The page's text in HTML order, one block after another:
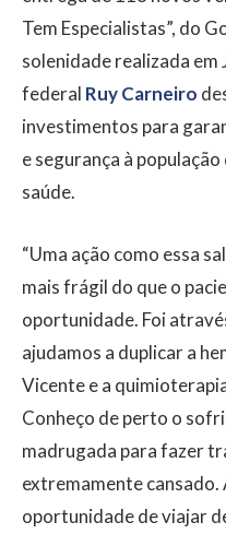
Tem Especialistas”, do
solenidade realizada em
federal Ruy Carneiro
investimentos para
e segurança à
saúde.
“Uma ação como essa
mais frágil do que o
oportunidade. Foi
ajudamos a duplicar a
Vicente e a
Conheço de perto o
madrugada para fazer
extremamente cansado.
oportunidade de viajar